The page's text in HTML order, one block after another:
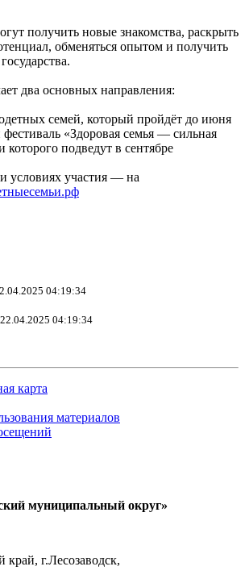
получить новые знакомства, раскрыть
обменяться опытом и получить
два основных направления:
семей, который пройдёт до июня
«Здоровая семья — сильная
которого подведут в сентябре
условиях участия — на
04:19:34
04:19:34
карта
материалов
муниципальный округ»
г.Лесозаводск,